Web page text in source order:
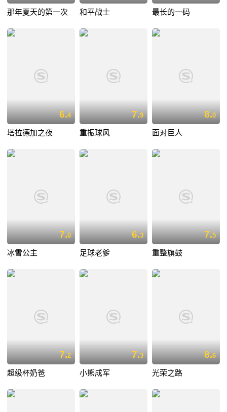
那年夏天的第一次 和平战士 最长的一码
6.4
塔拉德加之夜
7.9
重振球风
8.0
面对巨人
7.0
冰雪公主
6.3
足球老爹
7.5
重整旗鼓
7.2
超级杯奶爸
7.3
小熊成军
8.6
光荣之路